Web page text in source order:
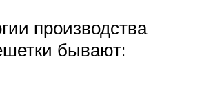
производства
бывают: